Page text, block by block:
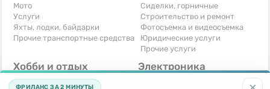
Мото
Услуги
Яхты, лодки, байдарки
Прочие транспортные средства
Сиделки, горничные
Строительство и ремонт
Фотосъемка и видеосъемка
Юридические услуги
Прочие услуги
Хобби и отдых
Книги и журналы
Электроника
ФРИЛАНС ЗА 2 МИНУТЫ